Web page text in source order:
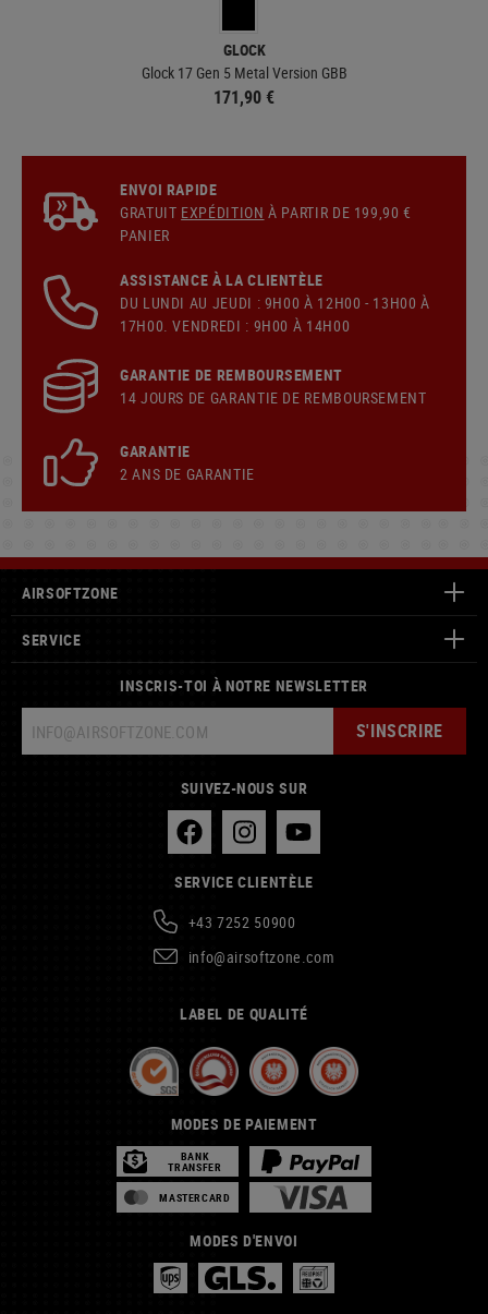
GLOCK
Glock 17 Gen 5 Metal Version GBB
171,90 €
ENVOI RAPIDE
GRATUIT EXPÉDITION À PARTIR DE 199,90 €
PANIER
ASSISTANCE À LA CLIENTÈLE
DU LUNDI AU JEUDI : 9H00 À 12H00 - 13H00 À
17H00. VENDREDI : 9H00 À 14H00
GARANTIE DE REMBOURSEMENT
14 JOURS DE GARANTIE DE REMBOURSEMENT
GARANTIE
2 ANS DE GARANTIE
AIRSOFTZONE
SERVICE
INSCRIS-TOI À NOTRE NEWSLETTER
S'INSCRIRE
SUIVEZ-NOUS SUR
SERVICE CLIENTÈLE
+43 7252 50900
info@airsoftzone.com
LABEL DE QUALITÉ
MODES DE PAIEMENT
BANK
TRANSFER
MASTERCARD
MODES D'ENVOI